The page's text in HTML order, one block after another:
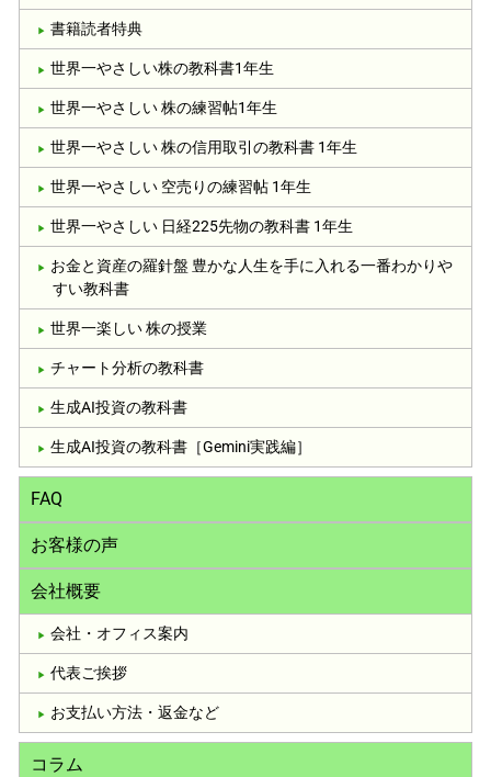
書籍読者特典
世界一やさしい株の教科書1年生
世界一やさしい 株の練習帖1年生
世界一やさしい 株の信用取引の教科書 1年生
世界一やさしい 空売りの練習帖 1年生
世界一やさしい 日経225先物の教科書 1年生
お金と資産の羅針盤 豊かな人生を手に入れる一番わかりや
すい教科書
世界一楽しい 株の授業
チャート分析の教科書
生成AI投資の教科書
生成AI投資の教科書［Gemini実践編］
FAQ
お客様の声
会社概要
会社・オフィス案内
代表ご挨拶
お支払い方法・返金など
コラム